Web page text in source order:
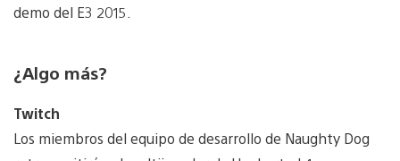
demo del E3 2015.
¿Algo más?
Twitch
Los miembros del equipo de desarrollo de Naughty Dog